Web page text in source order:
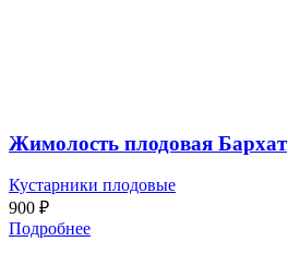
Жимолость плодовая Бархат
Кустарники плодовые
900 ₽
Подробнее